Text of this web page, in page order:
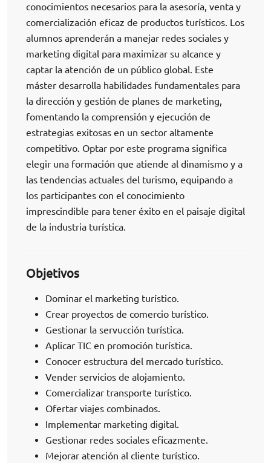
conocimientos necesarios para la asesoría, venta y
comercialización eficaz de productos turísticos. Los
alumnos aprenderán a manejar redes sociales y
marketing digital para maximizar su alcance y
captar la atención de un público global. Este
máster desarrolla habilidades fundamentales para
la dirección y gestión de planes de marketing,
fomentando la comprensión y ejecución de
estrategias exitosas en un sector altamente
competitivo. Optar por este programa significa
elegir una formación que atiende al dinamismo y a
las tendencias actuales del turismo, equipando a
los participantes con el conocimiento
imprescindible para tener éxito en el paisaje digital
de la industria turística.
Objetivos
Dominar el marketing turístico.
Crear proyectos de comercio turístico.
Gestionar la servucción turística.
Aplicar TIC en promoción turística.
Conocer estructura del mercado turístico.
Vender servicios de alojamiento.
Comercializar transporte turístico.
Ofertar viajes combinados.
Implementar marketing digital.
Gestionar redes sociales eficazmente.
Mejorar atención al cliente turístico.